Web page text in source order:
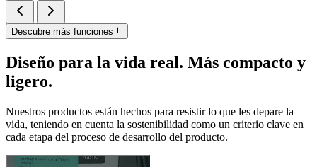
Descubre más funciones
Diseño para la vida real. Más compacto y
ligero.
Nuestros productos están hechos para resistir lo que les depare la
vida, teniendo en cuenta la sostenibilidad como un criterio clave en
cada etapa del proceso de desarrollo del producto.